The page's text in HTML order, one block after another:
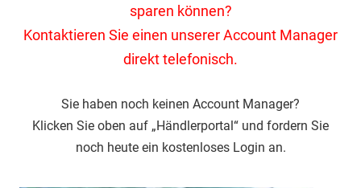
sparen können?
Kontaktieren Sie einen unserer Account Manager
direkt telefonisch.
Sie haben noch keinen Account Manager?
Klicken Sie oben auf „Händlerportal“ und fordern Sie
noch heute ein kostenloses Login an.